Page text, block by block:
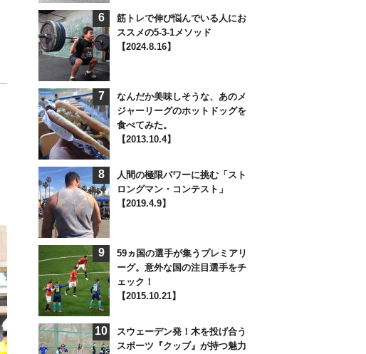
6
筋トレで伸び悩んでいる人にお
ススメの5-3-1メソッド
【2024.8.16】
7
なんだか美味しそうな、あのメ
ジャーリーグのホットドッグを
食べてみた。
【2013.10.4】
8
人間の極限パワーに挑む「スト
ロングマン・コンテスト」
【2019.4.9】
9
59ヵ国の選手が集うプレミアリ
ーグ。意外な国の注目選手をチ
ェック！
【2015.10.21】
10
スウェーデン発！木を投げ合う
スポーツ『クッブ』が持つ魅力